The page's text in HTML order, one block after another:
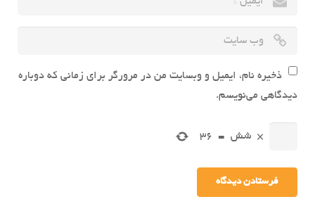
ذخیره نام، ایمیل و وبسایت من در مرورگر برای زمانی که دوباره
دیدگاهی می‌نویسم.
× شش =
36